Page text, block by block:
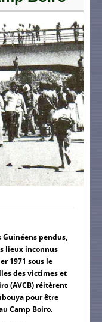
Guinéens pendus,
lieux inconnus
1971 sous le
des victimes et
(AVCB) réitèrent
pour être
Camp Boiro.